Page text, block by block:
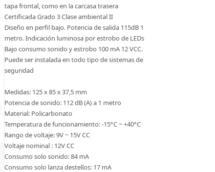
RZ1D1S-2 Relé de tiempo multifuncional digital
Modelo:RZ1D1S-2
Ver Detalle
tapa frontal, como en la carcasa trasera
Certificada Grado 3 Clase ambiental II
Diseño en perfil bajo. Potencia de salida 115dB 1
metro. Indicación luminosa por estrobo de LEDs
Bajo consumo sonido y estrobo 100 mA 12 VCC.
Puede ser instalada en todo tipo de sistemas de
seguridad
Medidas: 125 x 85 x 37,5 mm
Potencia de sonido: 112 dB (A) a 1 metro
Material: Policarbonato
Temperatura de funcionamiento: -15°C ~ +40°C
Rango de voltaje: 9V ~ 15V CC
Voltaje nominal : 12V CC
Consumo solo sonido: 84 mA
Consumo solo lanza destellos: 17 mA